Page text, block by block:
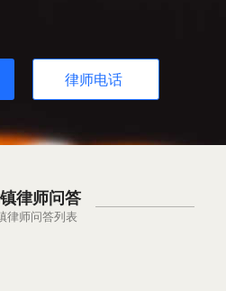
律师电话
律师问答
律师问答列表